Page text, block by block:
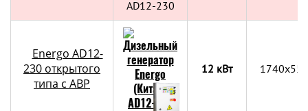
Energo AD12-
230 открытого
типа с АВР
12 кВт